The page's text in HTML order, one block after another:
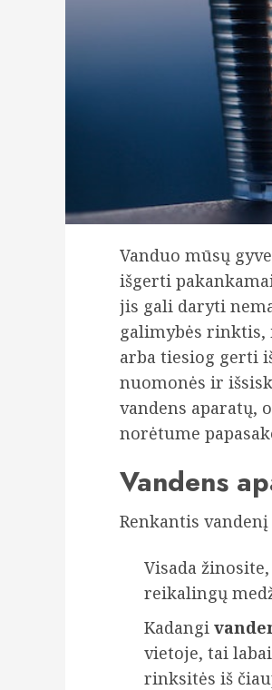
Vanduo mūsų
išgerti
jis gali daryti
galimybės
arba tiesiog gerti
nuomonės ir
vandens aparatų,
norėtume
Vandens
Renkantis
Visada
reikalingų
Kadangi
vietoje, tai
rinksitės iš